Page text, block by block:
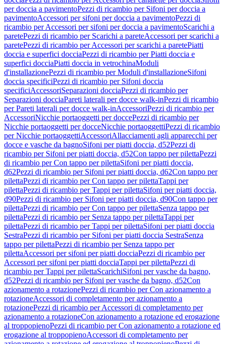
per doccia a pavimentoPezzi di ricambio per Sifoni per doccia a
pavimentoAccessori per sifoni per doccia a pavimentoPezzi di
ricambio per Accessori per sifoni per doccia a pavimentoScarichi a
paretePezzi di ricambio per Scarichi a pareteAccessori per scarichi a
paretePezzi di ricambio per Accessori per scarichi a paretePiatti
doccia e superfici docciaPezzi di ricambio per Piatti doccia e
superfici docciaPiatti doccia in vetrochinaModuli
d'installazionePezzi di ricambio per Moduli d'installazioneSifoni
doccia specificiPezzi di ricambio per Sifoni doccia
specificiAccessoriSeparazioni docciaPezzi di ricambio per
Separazioni docciaPareti laterali per docce walk-inPezzi di ricambio
per Pareti laterali per docce walk-inAccessoriPezzi di ricambio per
AccessoriNicchie portaoggetti per doccePezzi di ricambio per
Nicchie portaoggetti per docceNicchie portaoggettiPezzi di ricambio
per Nicchie portaoggettiAccessoriAllacciamenti agli apparecchi per
docce e vasche da bagnoSifoni per piatti doccia, d52Pezzi di
ricambio per Sifoni per piatti doccia, d52Con tappo per pilettaPezzi
di ricambio per Con tappo per pilettaSifoni per piatti doccia,
d62Pezzi di ricambio per Sifoni per piatti doccia, d62Con tappo per
pilettaPezzi di ricambio per Con tappo per pilettaTappi per
pilettaPezzi di ricambio per Tappi per pilettaSifoni per piatti doccia,
d90Pezzi di ricambio per Sifoni per piatti doccia, d90Con tappo per
pilettaPezzi di ricambio per Con tappo per pilettaSenza tappo per
pilettaPezzi di ricambio per Senza tappo per pilettaTappi per
pilettaPezzi di ricambio per Tappi per pilettaSifoni per piatti doccia
SestraPezzi di ricambio per Sifoni per piatti doccia SestraSenza
tappo per pilettaPezzi di ricambio per Senza tappo per
pilettaAccessori per sifoni per piatti docciaPezzi di ricambio per
Accessori per sifoni per piatti docciaTappi per pilettaPezzi di
ricambio per Tappi per pilettaScarichiSifoni per vasche da bagno,
d52Pezzi di ricambio per Sifoni per vasche da bagno, d52Con
azionamento a rotazionePezzi di ricambio per Con azionamento a
rotazioneAccessori di completamento per azionamento a
rotazionePezzi di ricambio per Accessori di completamento per
azionamento a rotazioneCon azionamento a rotazione ed erogazione
al troppopienoPezzi di ricambio per Con azionamento a rotazione ed
erogazione al troppopienoAccessori di completamento per